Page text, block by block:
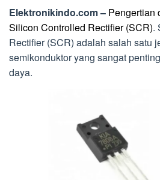
Elektronikindo.com – Pengertian
Silicon Controlled Rectifier (SCR).
Rectifier (SCR) adalah salah satu
semikonduktor yang sangat
daya.